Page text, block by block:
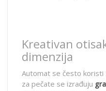
Kreativan
dimenzija
Automat se često koristi
za pečate se izrađuju